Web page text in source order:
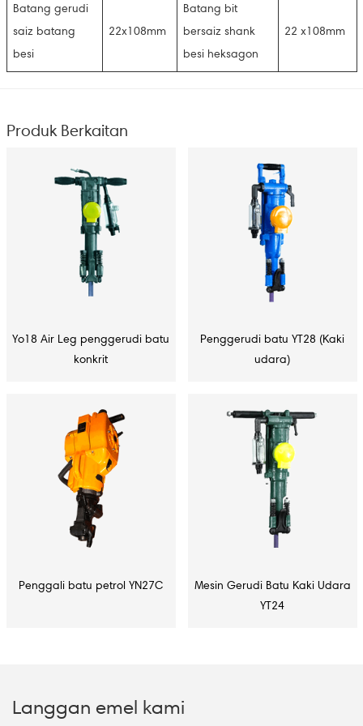
Batang gerudi
saiz batang
besi
22x108mm
Batang bit
bersaiz shank
besi heksagon
22 x108mm
Produk Berkaitan
Yo18 Air Leg penggerudi batu
konkrit
Penggerudi batu YT28 (Kaki
udara)
Penggali batu petrol YN27C
Mesin Gerudi Batu Kaki Udara
YT24
Langgan emel kami